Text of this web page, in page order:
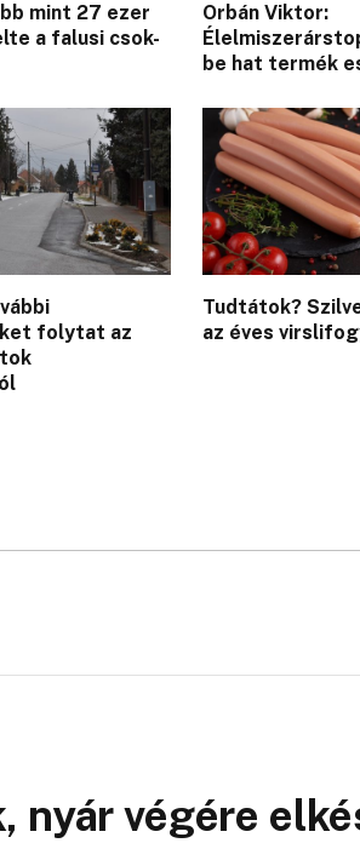
mint 27 ezer
a falusi csok-
Orbán Viktor:
be hat termék
folytat az
Tudtátok?
az éves
nyár végére